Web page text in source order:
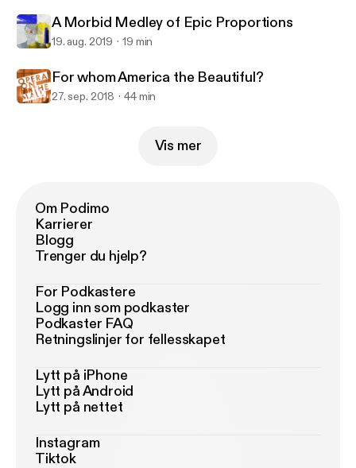
A Morbid Medley of Epic Proportions
19. aug. 2019 19 min
For whom America the Beautiful?
27. sep. 2018 44 min
Vis mer
Om Podimo
Karrierer
Blogg
Trenger du hjelp?
For Podkastere
Logg inn som podkaster
Podkaster FAQ
Retningslinjer for fellesskapet
Lytt på iPhone
Lytt på Android
Lytt på nettet
Instagram
Tiktok